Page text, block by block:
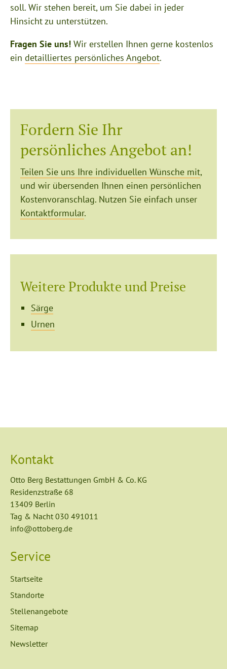
soll. Wir stehen bereit, um Sie dabei in jeder
Hinsicht zu unterstützen.
Fragen Sie uns! Wir erstellen Ihnen gerne kostenlos
ein detailliertes persönliches Angebot.
Fordern Sie Ihr
persönliches Angebot an!
Teilen Sie uns Ihre individuellen Wünsche mit,
und wir übersenden Ihnen einen persönlichen
Kostenvoranschlag. Nutzen Sie einfach unser
Kontaktformular.
Weitere Produkte und Preise
Särge
Urnen
Kontakt
Otto Berg Bestattungen GmbH & Co. KG
Residenzstraße 68
13409 Berlin
Tag & Nacht 030 491011
info@ottoberg.de
Service
Navigation
überspringen
Startseite
Standorte
Stellenangebote
Sitemap
Newsletter